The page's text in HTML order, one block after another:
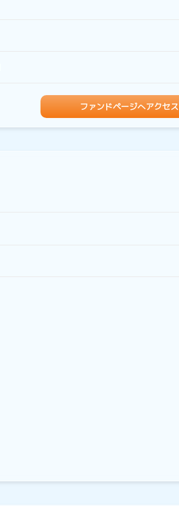
ファンドページへアクセス